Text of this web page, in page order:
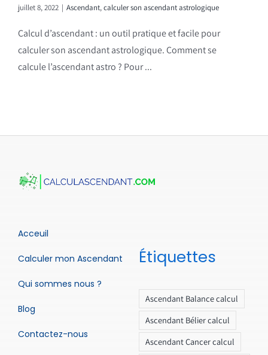
juillet 8, 2022 | Ascendant,calculer son ascendant astrologique
Calcul d’ascendant : un outil pratique et facile pour
calculer son ascendant astrologique. Comment se
calcule l’ascendant astro ? Pour ...
Acceuil
Calculer mon Ascendant
Qui sommes nous ?
Blog
Contactez-nous
Étiquettes
Ascendant Balance calcul
Ascendant Bélier calcul
Ascendant Cancer calcul